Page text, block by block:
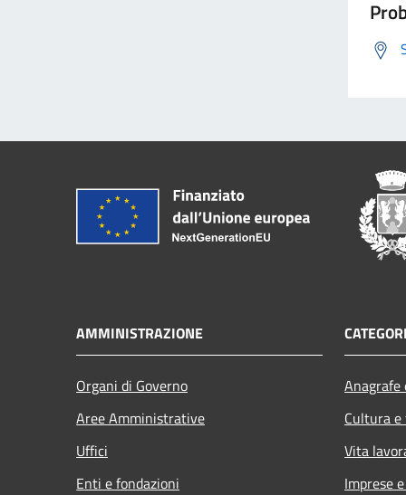
AMMINISTRAZIONE
Organi di Governo
Aree Amministrative
Uffici
Enti e fondazioni
Cultura
Vita
Imprese